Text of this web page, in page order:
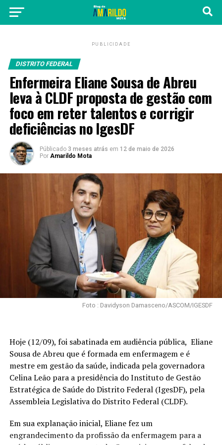
PUBLICIDADE
DISTRITO FEDERAL
Enfermeira Eliane Sousa de Abreu
leva à CLDF proposta de gestão com
foco em reter talentos e corrigir
deficiências no IgesDF
Públicado 3 meses atrás em 12 de maio de 2026
Por Amarildo Mota
Foto : Davidyson Damasceno/ASCOM/IGESDF
Hoje (12/09), foi sabatinada em audiência pública, Eliane
Sousa de Abreu que é formada em enfermagem e é
mestre em gestão da saúde, indicada pela governadora
Celina Leão para a presidência do Instituto de Gestão
Estratégica de Saúde do Distrito Federal (IgesDF), pela
Assembleia Legislativa do Distrito Federal (CLDF).
Em sua explanação inicial, Eliane fez um
engrandecimento da profissão da enfermagem para a